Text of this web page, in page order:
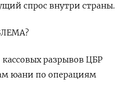
спрос внутри страны.
разрывов ЦБР
юани по операциям